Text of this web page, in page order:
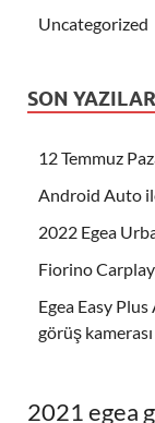
Uncategorized
SON YAZILAR
12 Temmuz
Android Auto
2022 Egea
Fiorino
Egea Easy
görüş kamerası
2021 egea